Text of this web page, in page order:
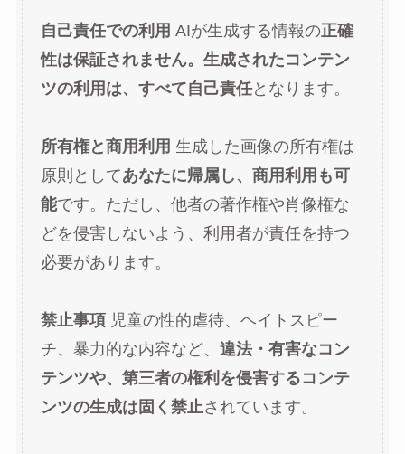
自己責任での利用 AIが生成する情報の正確
性は保証されません。生成されたコンテン
ツの利用は、すべて自己責任となります。
所有権と商用利用 生成した画像の所有権は
原則としてあなたに帰属し、商用利用も可
能です。ただし、他者の著作権や肖像権な
どを侵害しないよう、利用者が責任を持つ
必要があります。
禁止事項児童の性的虐待、ヘイトスピー
チ、暴力的な内容など、 違法・有害なコン
テンツや、第三者の権利を侵害するコンテ
ンツの生成は固く禁止されています。